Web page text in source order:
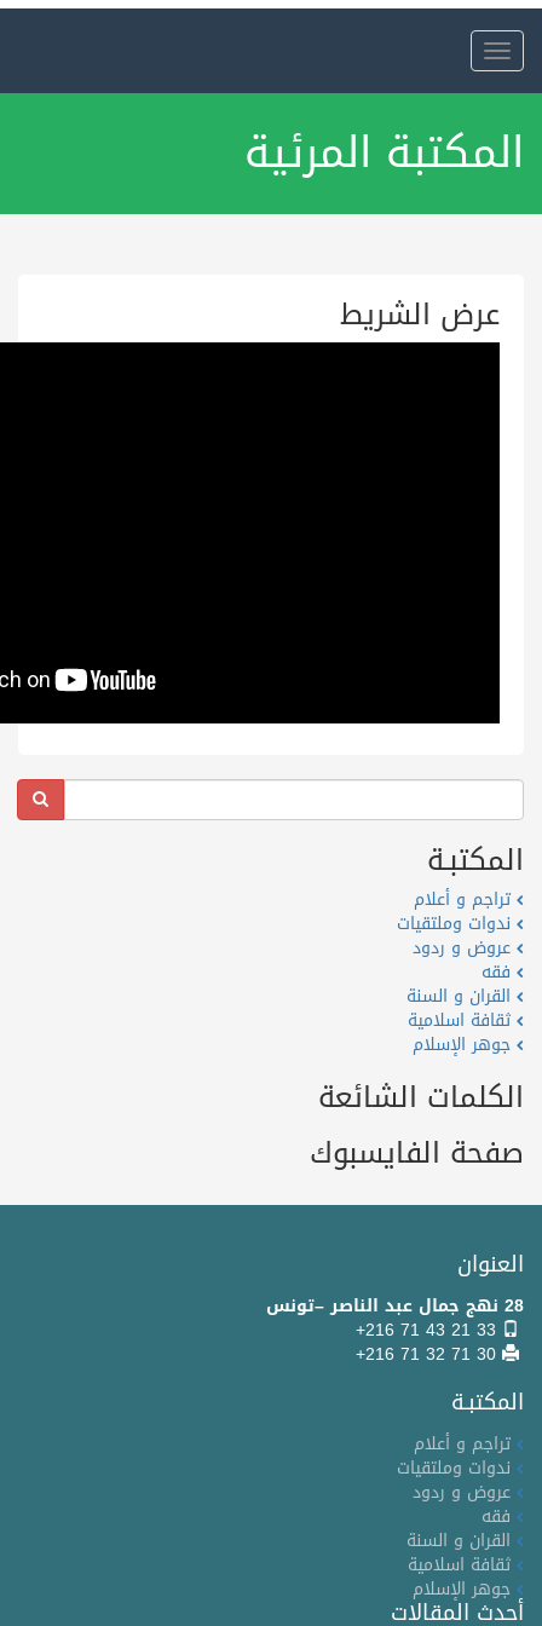
Toggle
navigation
المكتبة المرئية
عرض الشريط
المكتبـة
تراجم و أعلام
ندوات وملتقيات
عروض و ردود
فقه
القران و السنة
ثقافة اسلامية
جوهر الإسلام
الكلمات الشائعة
صفحة الفايسبوك
العنوان
28 نهج جمال عبد الناصر –تونس
+216 71 43 21 33
+216 71 32 71 30
المكتبـة
تراجم و أعلام
ندوات وملتقيات
عروض و ردود
فقه
القران و السنة
ثقافة اسلامية
جوهر الإسلام
أحدث المقالات